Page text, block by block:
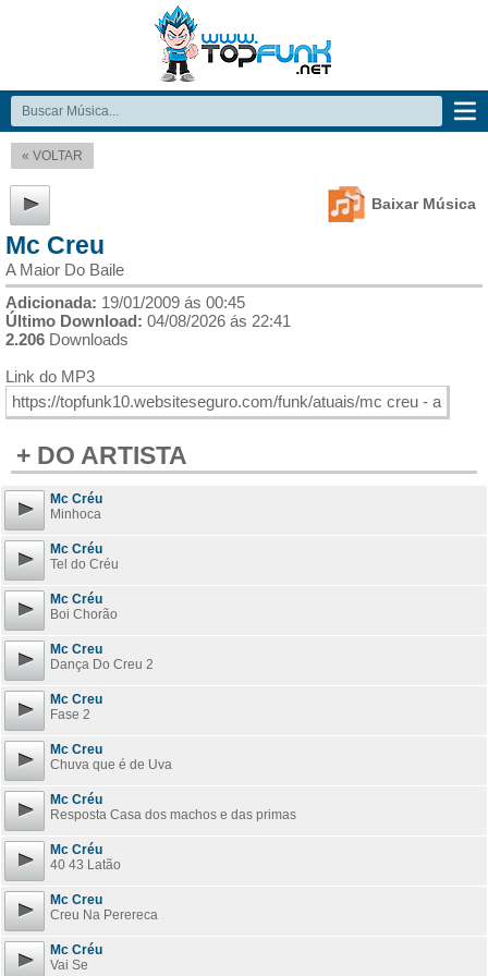
« VOLTAR
Baixar Música
Mc Creu
A Maior Do Baile
Adicionada: 19/01/2009 ás 00:45
Último Download: 04/08/2026 ás 22:41
2.206 Downloads
Link do MP3
+ DO ARTISTA
Mc Créu
Minhoca
Mc Créu
Tel do Créu
Mc Créu
Boi Chorão
Mc Creu
Dança Do Creu 2
Mc Creu
Fase 2
Mc Creu
Chuva que é de Uva
Mc Créu
Resposta Casa dos machos e das primas
Mc Créu
40 43 Latão
Mc Creu
Creu Na Perereca
Mc Créu
Vai Se